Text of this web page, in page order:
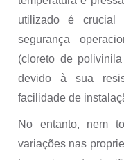
Tratamento de Água
utilizado é
segurança
(cloreto de
devido à sua
facilidade de
No entanto, nem
variações nas